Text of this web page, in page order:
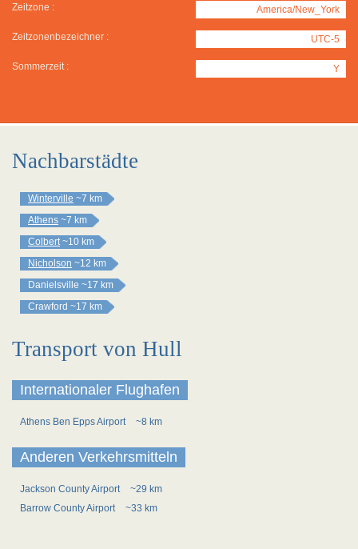
Zeitzone : America/New_York
Zeitzonenbezeichner : UTC-5
Sommerzeit : Y
Nachbarstädte
Winterville ~7 km
Athens ~7 km
Colbert ~10 km
Nicholson ~12 km
Danielsville ~17 km
Crawford ~17 km
Transport von Hull
Internationaler Flughafen
Athens Ben Epps Airport ~8 km
Anderen Verkehrsmitteln
Jackson County Airport
~29 km
Barrow County Airport
~33 km